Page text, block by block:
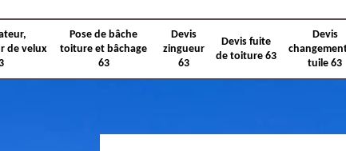
de velux
Pose de bâche
toiture et bâchage
63
Devis
zingueur
63
Devis fuite
de toiture 63
Devis
tuile 63